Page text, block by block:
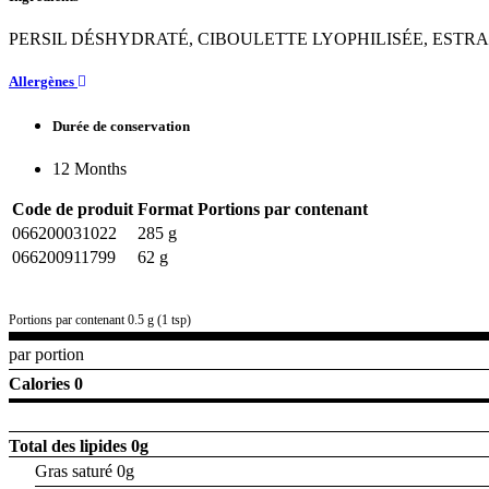
PERSIL DÉSHYDRATÉ, CIBOULETTE LYOPHILISÉE,
Allergènes
Durée de conservation
12 Months
Code de produit Format Portions par contenant
066200031022
285 g
066200911799
62 g
Portions par contenant 0.5 g (1 tsp)
par portion
Calories 0
Total des lipides 0g
Gras saturé 0g